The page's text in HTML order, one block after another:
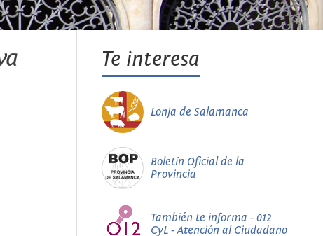
Te interesa
Lonja de Salamanca
Boletín Oficial de la
Provincia
También te informa - 012
CyL - Atención al Ciudadano